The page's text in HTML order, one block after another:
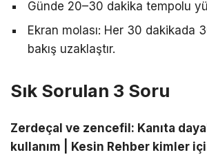
Günde 20–30 dakika tempolu
Ekran molası: Her 30 dakikada
bakış uzaklaştır.
Sık Sorulan 3 Soru
Zerdeçal ve zencefil: Kanıta
kullanım | Kesin Rehber kimler